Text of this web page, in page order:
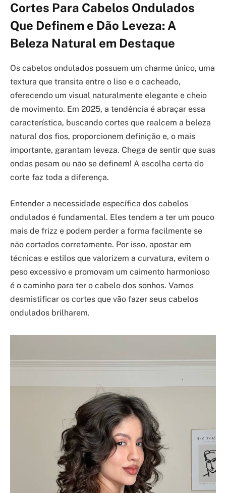
Cortes Para Cabelos Ondulados
Que Definem e Dão Leveza: A
Beleza Natural em Destaque
Os cabelos ondulados possuem um charme único, uma
textura que transita entre o liso e o cacheado,
oferecendo um visual naturalmente elegante e cheio
de movimento. Em 2025, a tendência é abraçar essa
característica, buscando cortes que realcem a beleza
natural dos fios, proporcionem definição e, o mais
importante, garantam leveza. Chega de sentir que suas
ondas pesam ou não se definem! A escolha certa do
corte faz toda a diferença.
Entender a necessidade específica dos cabelos
ondulados é fundamental. Eles tendem a ter um pouco
mais de frizz e podem perder a forma facilmente se
não cortados corretamente. Por isso, apostar em
técnicas e estilos que valorizem a curvatura, evitem o
peso excessivo e promovam um caimento harmonioso
é o caminho para ter o cabelo dos sonhos. Vamos
desmistificar os cortes que vão fazer seus cabelos
ondulados brilharem.